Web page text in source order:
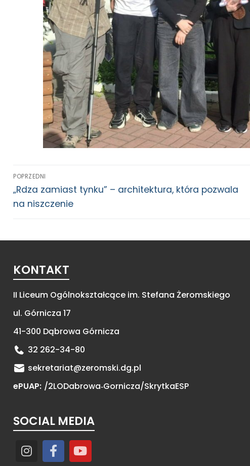
POPRZEDNI
„Rdza zamiast tynku” – architektura, która pozwala
na niszczenie
KONTAKT
II Liceum Ogólnokształcące im. Stefana Żeromskiego
ul. Górnicza 17
41-300 Dąbrowa Górnicza
32 262-34-80
sekretariat@zeromski.dg.pl
ePUAP: /2LODabrowa‑Gornicza/SkrytkaESP
SOCIAL MEDIA